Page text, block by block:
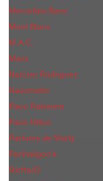
Mercedes-Benz
Mont Blanc
M.А.C.
Mexx
Narciso Rodriguez
Nasomatto
Paco Rabanne
Paris Hilton
Parfums de Marly
Penhaligon​'s
RicHarD